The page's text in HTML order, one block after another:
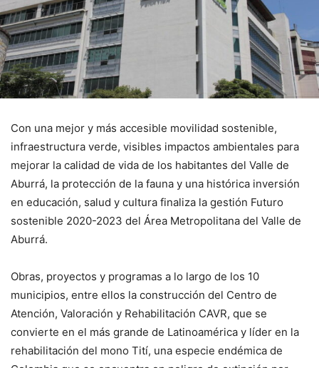
Con una mejor y más accesible movilidad sostenible,
infraestructura verde, visibles impactos ambientales para
mejorar la calidad de vida de los habitantes del Valle de
Aburrá, la protección de la fauna y una histórica inversión
en educación, salud y cultura finaliza la gestión Futuro
sostenible 2020-2023 del Área Metropolitana del Valle de
Aburrá.
Obras, proyectos y programas a lo largo de los 10
municipios, entre ellos la construcción del Centro de
Atención, Valoración y Rehabilitación CAVR, que se
convierte en el más grande de Latinoamérica y líder en la
rehabilitación del mono Tití, una especie endémica de